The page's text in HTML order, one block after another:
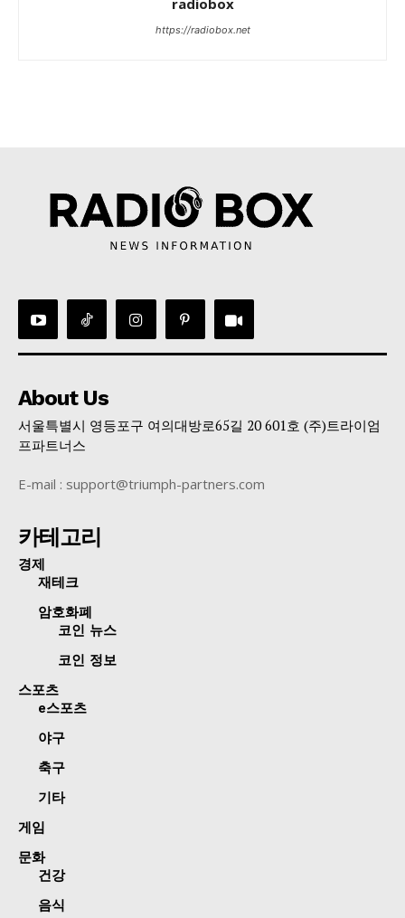
radiobox
https://radiobox.net
About Us
서울특별시 영등포구 여의대방로65길 20 601호 (주)트라이엄
프파트너스
E-mail : support@triumph-partners.com
카테고리
경제
재테크
암호화폐
코인 뉴스
코인 정보
스포츠
e스포츠
야구
축구
기타
게임
문화
건강
음식